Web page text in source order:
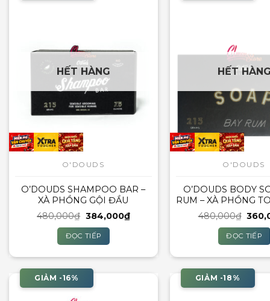
HẾT HÀNG
O'DOUDS
O’DOUDS SHAMPOO BAR –
XÀ PHỒNG GỘI ĐẦU
480,000₫ Giá
là:
480,000₫.
384,000₫Giá
hiện
ĐỌC TIẾP
HẾT HÀNG
O'DOUDS
O’DOUDS BODY
RUM – XÀ PHỒNG
480,000₫ Giá
là:
ĐỌC TIẾP
GIẢM -16% GIẢM -18%